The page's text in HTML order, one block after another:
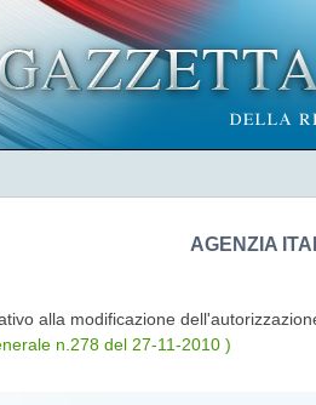
AGENZIA
alla modificazione
n.278 del 27-11-2010 )